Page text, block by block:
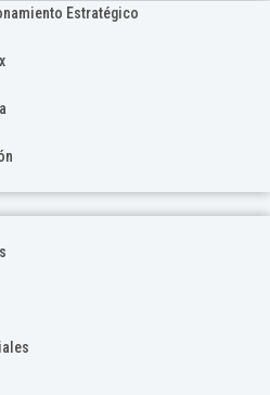
Estratégico